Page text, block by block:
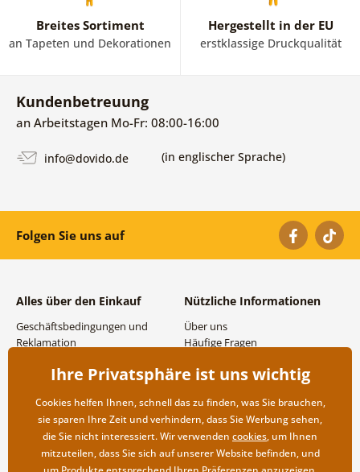
Breites Sortiment
an Tapeten und Dekorationen
Hergestellt in der EU
erstklassige Druckqualität
Kundenbetreuung
an Arbeitstagen Mo-Fr: 08:00-16:00
info@dovido.de (in englischer Sprache)
Folgen Sie uns auf
Alles über den Einkauf
Geschäftsbedingungen und
Reklamation
Versand- und
Rücksendung der Ware
Nützliche Informationen
Über uns
Häufige Fragen
Großhandel und
Ihre Privatsphäre ist uns wichtig
Cookies helfen Ihnen, schnell das zu finden, was Sie brauchen,
sie sparen Ihre Zeit und verhindern, dass Sie Werbung sehen,
die Sie nicht interessiert. Wir verwenden cookies, um Ihnen
mitzuteilen, dass Sie sich auf unserer Website befinden, und